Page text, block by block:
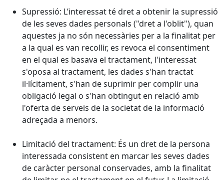
Supressió: L’interessat té dret a obtenir la supressió
de les seves dades personals ("dret a l'oblit"), quan
aquestes ja no són necessàries per a la finalitat per
a la qual es van recollir, es revoca el consentiment
en el qual es basava el tractament, l'interessat
s'oposa al tractament, les dades s'han tractat
il·lícitament, s'han de suprimir per complir una
obligació legal o s'han obtingut en relació amb
l'oferta de serveis de la societat de la informació
adreçada a menors.
Limitació del tractament: És un dret de la persona
interessada consistent en marcar les seves dades
de caràcter personal conservades, amb la finalitat